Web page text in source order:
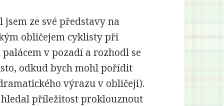
ze své představy na
obličejem cyklisty při
v pozadí a rozhodl se
odkud bych mohl pořídit
výrazu v obličeji).
příležitost proklouznout